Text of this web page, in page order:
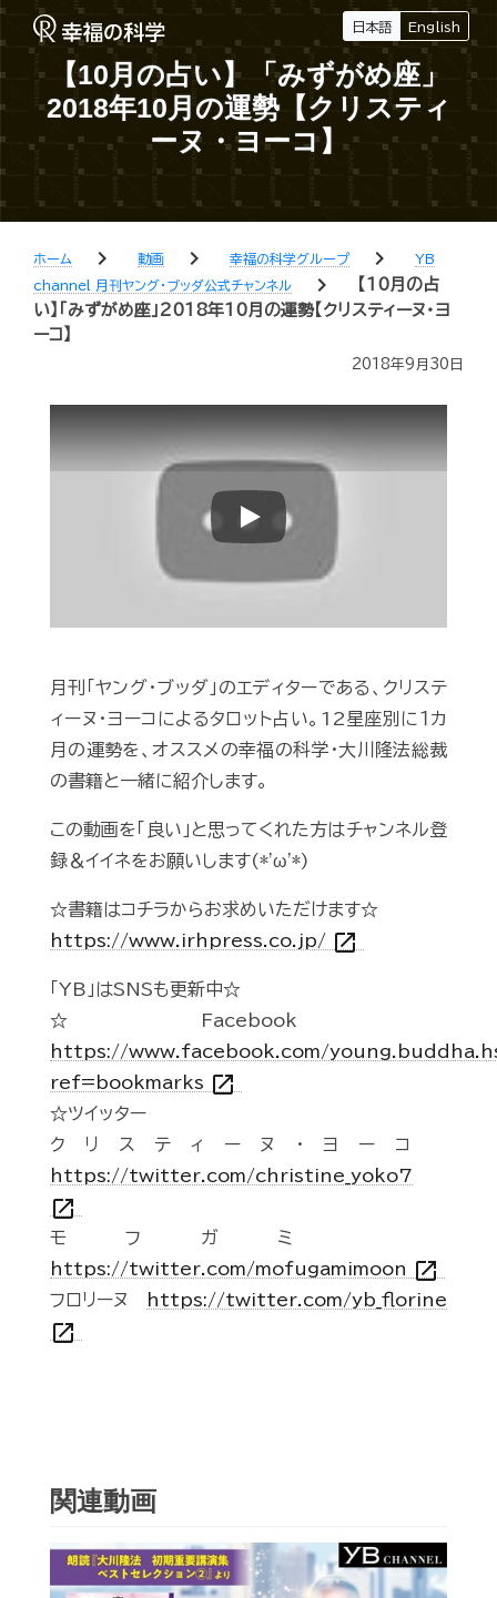
日本語 English
【10月の占い】「みずがめ座」
2018年10月の運勢【クリスティ
ーヌ・ヨーコ】
ホーム chevron_right 動画 chevron_right 幸福の科学グループ chevron_right
YB
channel 月刊ヤング・ブッダ公式チャンネル
chevron_right
【10月の占
い】「みずがめ座」2018年10月の運勢【クリスティーヌ・ヨ
ーコ】
2018年9月30日
Play
月刊「ヤング・ブッダ」のエディターである、クリステ
ィーヌ・ヨーコによるタロット占い。12星座別に１カ
月の運勢を、オススメの幸福の科学・大川隆法総裁
の書籍と一緒に紹介します。
この動画を「良い」と思ってくれた方はチャンネル登
録＆イイネをお願いします(*'ω'*)
☆書籍はコチラからお求めいただけます☆
https://www.irhpress.co.jp/ open_in_new
「YB」はSNSも更新中☆
☆Facebook
https://www.facebook.com/
ref=bookmarks open_in_new
☆ツイッター
クリスティーヌ・ヨーコ
https://twitter.com/christine_yoko7
open_in_new
モフガミ
https://twitter.com/mofugamimoon open_in_new
フロリーヌ https://twitter.com/yb_florine
open_in_new
関連動画